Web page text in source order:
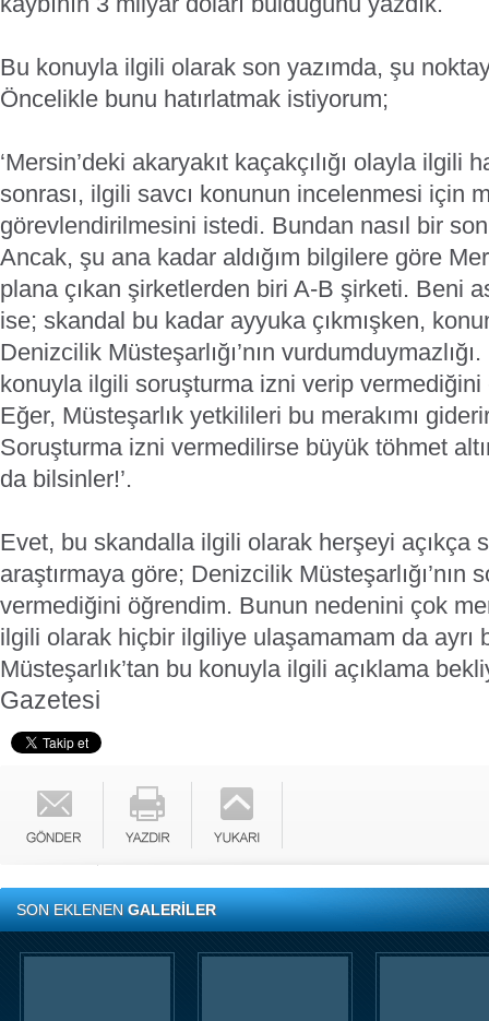
Bu konuyla ilgili olarak son yazımda, şu
Öncelikle bunu hatırlatmak istiyorum;
‘Mersin’deki akaryakıt kaçakçılığı olayla ilgili
sonrası, ilgili savcı konunun incelenmesi için
görevlendirilmesini istedi. Bundan nasıl bir
Ancak, şu ana kadar aldığım bilgilere göre
plana çıkan şirketlerden biri A-B şirketi. Beni
ise; skandal bu kadar ayyuka çıkmışken,
Denizcilik Müsteşarlığı’nın
konuyla ilgili soruşturma izni verip
Eğer, Müsteşarlık yetkilileri bu merakımı
Soruşturma izni vermedilirse büyük töhmet
da bilsinler!’.
Evet, bu skandalla ilgili olarak herşeyi açıkça
araştırmaya göre; Denizcilik Müsteşarlığı’nın
vermediğini öğrendim. Bunun nedenini çok
ilgili olarak hiçbir ilgiliye ulaşamamam da ayrı
Müsteşarlık’tan bu konuyla ilgili açıklama
Gazetesi
SON EKLENENGALERİLER